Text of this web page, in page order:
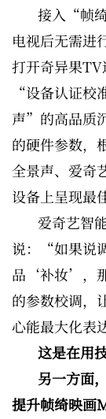
接入“帧
电视后无需进
打开奇异果
“设备认证校
声”的高品质
的硬件参数，
全景声、爱奇
设备上呈现最
爱奇艺智
说：“如果说
品‘补妆’，
的参数校调，
心能最大化表
这是在用
另一方面
提升帧绮映画